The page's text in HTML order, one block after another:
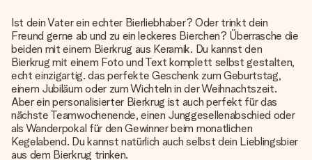
Ist dein Vater ein echter Bierliebhaber? Oder trinkt dein
Freund gerne ab und zu ein leckeres Bierchen? Überrasche die
beiden mit einem Bierkrug aus Keramik. Du kannst den
Bierkrug mit einem Foto und Text komplett selbst gestalten,
echt einzigartig. das perfekte Geschenk zum Geburtstag,
einem Jubiläum oder zum Wichteln in der Weihnachtszeit.
Aber ein personalisierter Bierkrug ist auch perfekt für das
nächste Teamwochenende, einen Junggesellenabschied oder
als Wanderpokal für den Gewinner beim monatlichen
Kegelabend. Du kannst natürlich auch selbst dein Lieblingsbier
aus dem Bierkrug trinken.